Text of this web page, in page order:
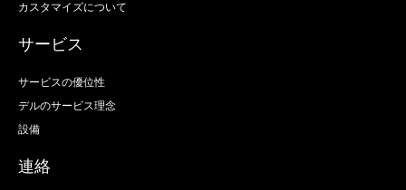
カスタマイズについて
サービス
サービスの優位性
デルのサービス理念
設備
連絡